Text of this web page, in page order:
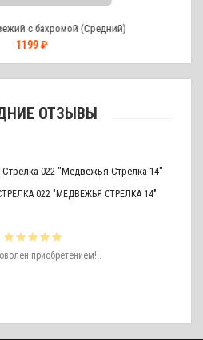
с бахромой (Средний)
1199 ₽
ОТЗЫВЫ
022 "МЕДВЕЖЬЯ СТРЕЛКА 14"
приобретением!..